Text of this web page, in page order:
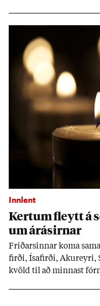
Innlent
Kert­um fleytt á
um árás­irn­ar
Frið­arsinn­ar koma
firði, Ísa­firði, Ak­ur­eyri,
kvöld til að minn­ast